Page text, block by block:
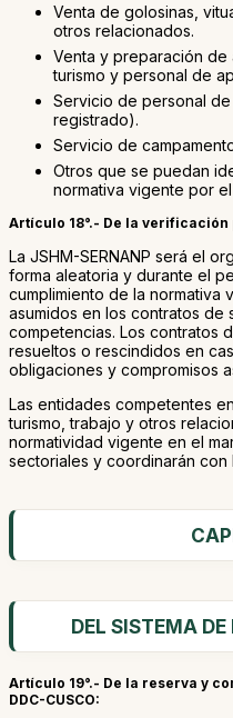
Venta de golosinas,
otros relacionados.
Venta y preparación de
turismo y personal de
Servicio de personal
registrado).
Servicio de
Otros que se puedan
normativa vigente por
Artículo 18°.- De la
La JSHM-SERNANP será el
forma aleatoria y durante el
cumplimiento de la normativa
asumidos en los contratos de
competencias. Los contratos
resueltos o rescindidos en
obligaciones y compromisos
Las entidades competentes
turismo, trabajo y otros
normatividad vigente en el
sectoriales y coordinarán con
DEL SISTEMA
Artículo 19°.- De la reserva y
DDC-CUSCO: